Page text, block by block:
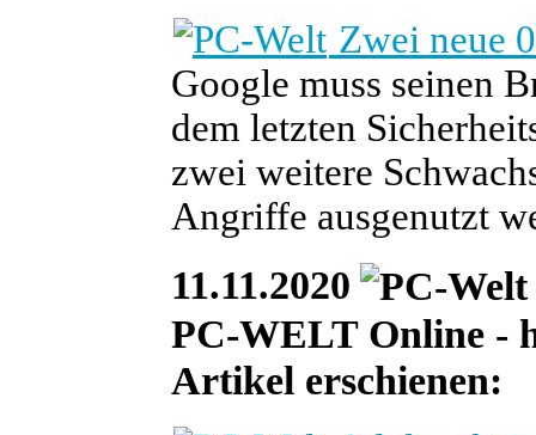
Zwei neue
Google muss seinen
dem letzten
zwei weitere
Angriffe ausgenutzt
11.11.2020
PC-WELT Online -
Artikel erschienen: